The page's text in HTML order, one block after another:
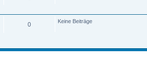
0 Keine Beiträge